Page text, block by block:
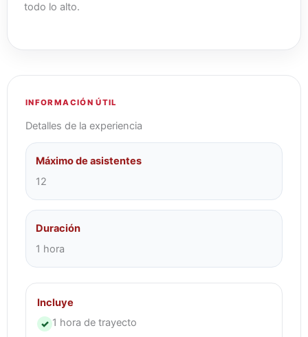
todo lo alto.
INFORMACIÓN ÚTIL
Detalles de la experiencia
Máximo de asistentes
12
Duración
1 hora
Incluye
✓ 1 hora de trayecto